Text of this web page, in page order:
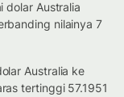
dolar Australia
nilainya 7
Australia ke
tertinggi 57.1951